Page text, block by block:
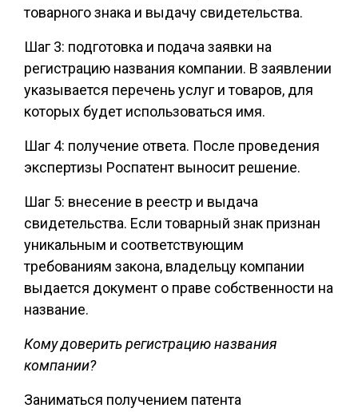
товарного знака и выдачу свидетельства.
Шаг 3: подготовка и подача заявки на
регистрацию названия компании. В заявлении
указывается перечень услуг и товаров, для
которых будет использоваться имя.
Шаг 4: получение ответа. После проведения
экспертизы Роспатент выносит решение.
Шаг 5: внесение в реестр и выдача
свидетельства. Если товарный знак признан
уникальным и соответствующим
требованиям закона, владельцу компании
выдается документ о праве собственности на
название.
Кому доверить регистрацию названия
компании?
Заниматься получением патента